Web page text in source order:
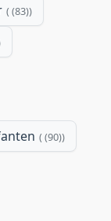
(83)
(90)